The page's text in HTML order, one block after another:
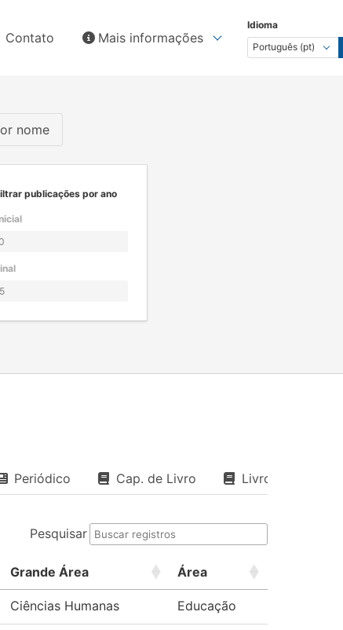
Contato Mais informações
Idioma
nome
publicações por ano
Periódico Cap. de Livro Livro
Pesquisar
Grande Área Área
Ciências Humanas Educação